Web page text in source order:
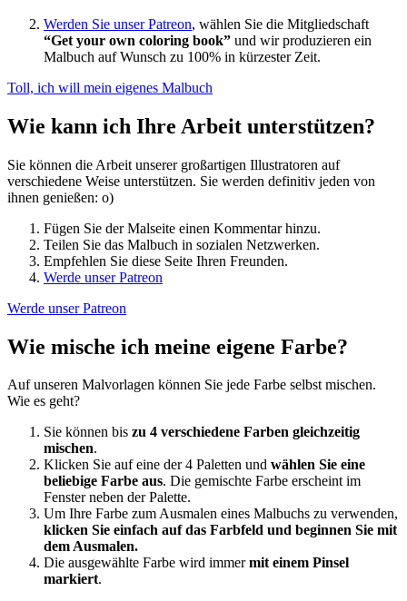
Werden Sie unser Patreon, wählen Sie die Mitgliedschaft
“Get your own coloring book” und wir produzieren ein
Malbuch auf Wunsch zu 100% in kürzester Zeit.
Toll, ich will mein eigenes Malbuch
Wie kann ich Ihre Arbeit unterstützen?
Sie können die Arbeit unserer großartigen Illustratoren auf
verschiedene Weise unterstützen. Sie werden definitiv jeden von
ihnen genießen: o)
Fügen Sie der Malseite einen Kommentar hinzu.
Teilen Sie das Malbuch in sozialen Netzwerken.
Empfehlen Sie diese Seite Ihren Freunden.
Werde unser Patreon
Werde unser Patreon
Wie mische ich meine eigene Farbe?
Auf unseren Malvorlagen können Sie jede Farbe selbst mischen.
Wie es geht?
Sie können bis zu 4 verschiedene Farben gleichzeitig
mischen.
Klicken Sie auf eine der 4 Paletten und wählen Sie eine
beliebige Farbe aus. Die gemischte Farbe erscheint im
Fenster neben der Palette.
Um Ihre Farbe zum Ausmalen eines Malbuchs zu verwenden,
klicken Sie einfach auf das Farbfeld und beginnen Sie mit
dem Ausmalen.
Die ausgewählte Farbe wird immermit einem Pinsel
markiert.